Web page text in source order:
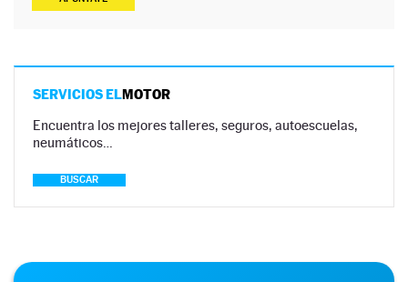
SERVICIOS ELMOTOR
Encuentra los mejores talleres, seguros, autoescuelas,
neumáticos…
BUSCAR